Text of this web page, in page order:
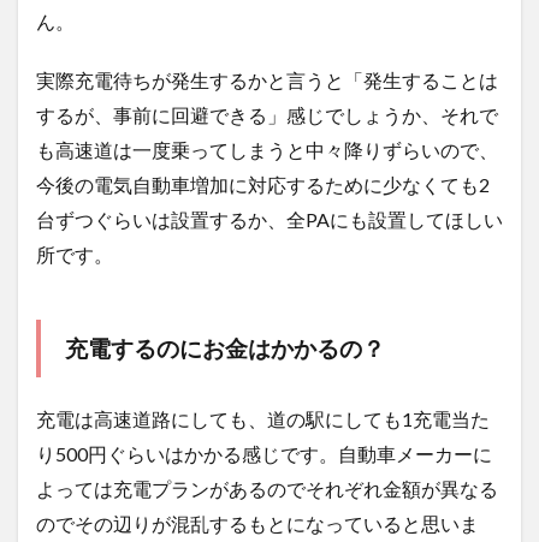
ん。
実際充電待ちが発生するかと言うと「発生することは
するが、事前に回避できる」感じでしょうか、それで
も高速道は一度乗ってしまうと中々降りずらいので、
今後の電気自動車増加に対応するために少なくても2
台ずつぐらいは設置するか、全PAにも設置してほしい
所です。
充電するのにお金はかかるの？
充電は高速道路にしても、道の駅にしても1充電当た
り500円ぐらいはかかる感じです。自動車メーカーに
よっては充電プランがあるのでそれぞれ金額が異なる
のでその辺りが混乱するもとになっていると思いま